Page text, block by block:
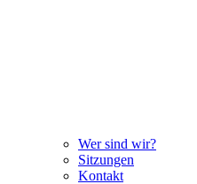
Wer sind wir?
Sitzungen
Kontakt